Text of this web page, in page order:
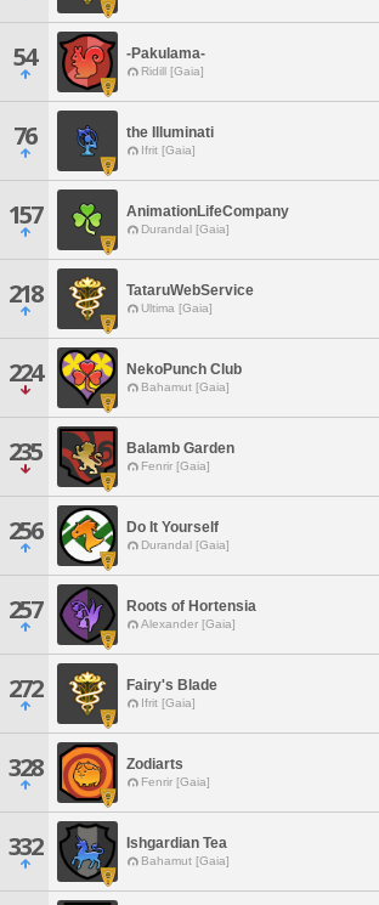
54 -Pakulama-
Ridill [Gaia]
76 the Illuminati
Ifrit [Gaia]
157 AnimationLifeCompany
Durandal [Gaia]
218 TataruWebService
Ultima [Gaia]
224 NekoPunch Club
Bahamut [Gaia]
235 Balamb Garden
Fenrir [Gaia]
256 Do It Yourself
Durandal [Gaia]
257 Roots of Hortensia
Alexander [Gaia]
272 Fairy's Blade
Ifrit [Gaia]
328 Zodiarts
Fenrir [Gaia]
332 Ishgardian Tea
Bahamut [Gaia]